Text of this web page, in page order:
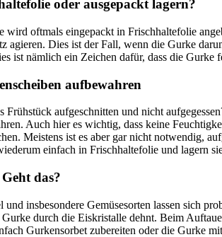
oder ausgepackt lagern?
wird oftmals eingepackt in Frischhaltefolie
agieren. Dies ist der Fall, wenn die Gurke
ist nämlich ein Zeichen dafür, dass die
aufbewahren
Frühstück aufgeschnitten und nicht
Auch hier es wichtig, dass keine
Meistens ist es aber gar nicht notwendig,
einfach in Frischhaltefolie und lagern
das?
insbesondere Gemüsesorten lassen sich
durch die Eiskristalle dehnt. Beim
Gurkensorbet zubereiten oder die Gurke